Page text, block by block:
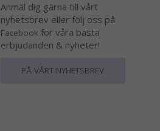
Anmäl dig gärna till vårt
nyhetsbrev eller följ oss på
Facebook för våra bästa
erbjudanden & nyheter!
FÅ VÅRT NYHETSBREV